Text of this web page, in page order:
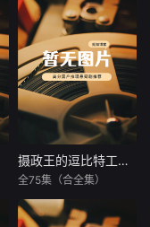
摄政王的逗比特工王妃 Ai漫剧
暂无内容
摄政王的逗比特工王妃 Ai漫剧
全75集（合全集）